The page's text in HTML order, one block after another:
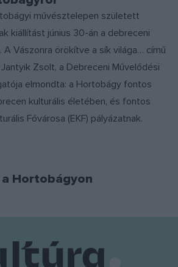
művésztelepen született
kiállítást június 30-án a debreceni
A Vászonra örökítve a sík világa… című
Zsolt, a Debreceni Művelődési
elmondta: a Hortobágy fontos
kulturális életében, és fontos
Fővárosa (EKF) pályázatnak.
Hortobágyon